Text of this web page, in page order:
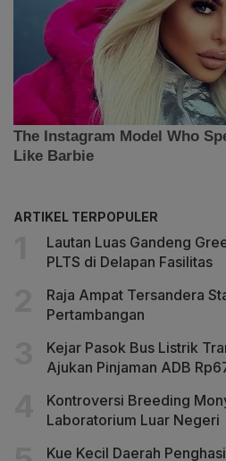
ARTIKEL TERPOPULER
Lautan Luas Gandeng
PLTS di Delapan Fasilitas
Raja Ampat Tersandera
Pertambangan
Kejar Pasok Bus Listrik
Ajukan Pinjaman ADB
Kontroversi Breeding
Laboratorium Luar Negeri
Kue Kecil Daerah